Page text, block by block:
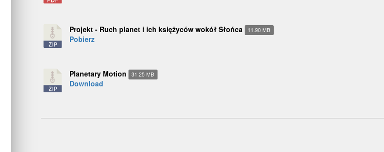
Projekt - Ruch planet i ich księżyców wokół Słońca 11.90 MB
Pobierz
Planetary Motion 31.25 MB
Download